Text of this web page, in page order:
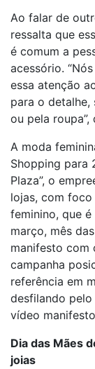
Ao falar de
ressalta que
é comum a
acessório.
essa atenção
para o
ou pela roupa”,
A moda
Shopping para
Plaza”, o
lojas, com
feminino, que
março, mês
manifesto com
campanha
referência em
desfilando
vídeo
Dia das Mães
joias